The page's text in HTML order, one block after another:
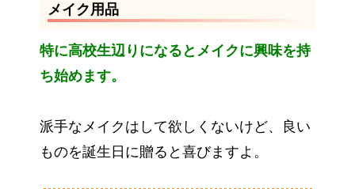
メイク用品
特に高校生辺りになるとメイクに興味を持
ち始めます。
派手なメイクはして欲しくないけど、良い
ものを誕生日に贈ると喜びますよ。